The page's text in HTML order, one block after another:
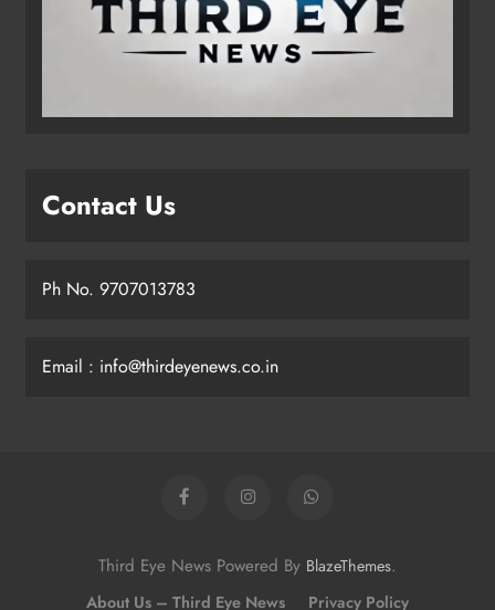
Contact Us
Ph No. 9707013783
Email : info@thirdeyenews.co.in
Third Eye News Powered By BlazeThemes.
About Us – Third Eye News Privacy Policy